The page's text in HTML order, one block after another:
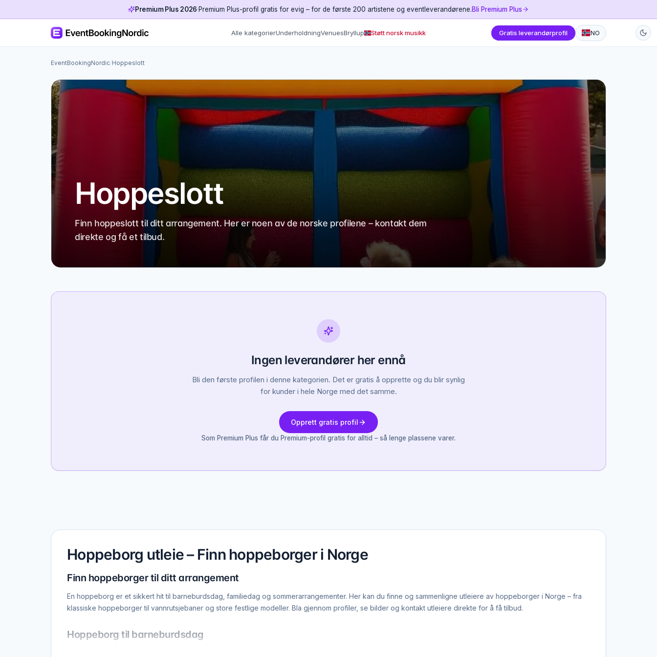
Premium Plus 2026·Premium Plus-profil gratis for evig – for de første 200 artistene og eventleverandørene.Bli Premium Plus
Alle kategorierUnderholdningVenuesBryllup Støtt norsk musikk Gratis leverandørprofil NO
EventBookingNordic/Hoppeslott
Hoppeslott
Finn hoppeslott til ditt arrangement. Her er noen av de norske profilene – kontakt dem
direkte og få et tilbud.
Ingen leverandører her ennå
Bli den første profilen i denne kategorien. Det er gratis å opprette og du blir synlig
for kunder i hele Norge med det samme.
Opprett gratis profil
Som Premium Plus får du Premium-profil gratis for alltid – så lenge plassene varer.
Hoppeborg utleie – Finn hoppeborger i Norge
Finn hoppeborger til ditt arrangement
En hoppeborg er et sikkert hit til barneburdsdag, familiedag og sommerarrangementer. Her kan du finne og sammenligne utleiere av hoppeborger i Norge – fra
klassiske hoppeborger til vannrutsjebaner og store festlige modeller. Bla gjennom profiler, se bilder og kontakt utleiere direkte for å få tilbud.
Hoppeborg til barneburdsdag